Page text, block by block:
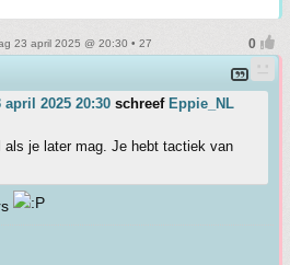
23 april 2025 @ 20:30 • 27
april 2025 20:30 schreef Eppie_NL
als je later mag. Je hebt tactiek van